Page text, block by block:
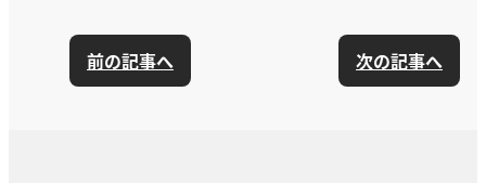
前の記事へ 次の記事へ